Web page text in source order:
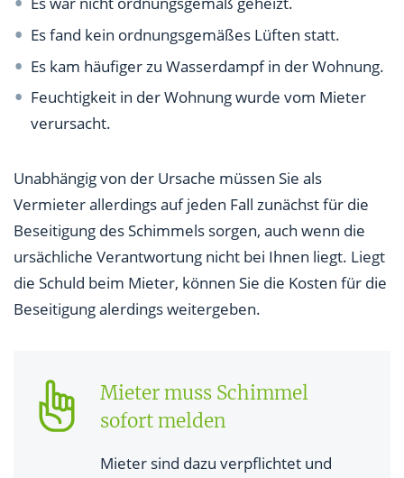
Es fand kein ordnungsgemäßes Lüften statt.
Es kam häufiger zu Wasserdampf in der Wohnung.
Feuchtigkeit in der Wohnung wurde vom Mieter
verursacht.
Unabhängig von der Ursache müssen Sie als
Vermieter allerdings auf jeden Fall zunächst für die
Beseitigung des Schimmels sorgen, auch wenn die
ursächliche Verantwortung nicht bei Ihnen liegt. Liegt
die Schuld beim Mieter, können Sie die Kosten für die
Beseitigung alerdings weitergeben.
Mieter muss Schimmel
sofort melden
Mieter sind dazu verpflichtet und